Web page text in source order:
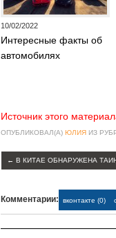
10/02/2022
Интересные факты об
автомобилях
Источник этого
ОПУБЛИКОВАЛ(А) ЮЛИЯ ИЗ
← В КИТАЕ ОБНАРУЖЕНА
Комментарии: вконтакте (0)